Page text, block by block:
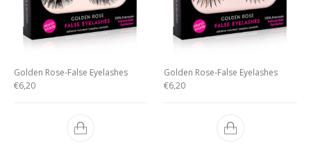
Golden Rose-False Eyelashes
€6,20
Golden Rose-False Eyelashes
€6,20